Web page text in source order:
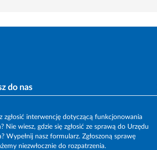
do nas
zgłosić interwencję dotyczącą funkcjonowania
Nie wiesz, gdzie się zgłosić ze sprawą do Urzędu
Wypełnij nasz formularz. Zgłoszoną sprawę
niezwłocznie do rozpatrzenia.